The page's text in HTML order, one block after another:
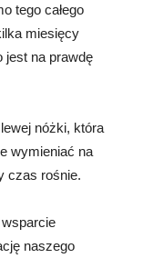
tego całego
miesięcy
jest na prawdę
nóżki, która
wymieniać na
czas rośnie.
naszego